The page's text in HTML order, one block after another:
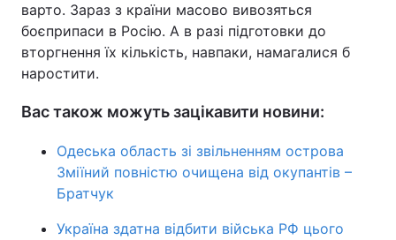
варто. Зараз з країни масово вивозяться
боєприпаси в Росію. А в разі підготовки до
вторгнення їх кількість, навпаки, намагалися б
наростити.
Вас також можуть зацікавити новини:
Одеська область зі звільненням острова
Зміїний повністю очищена від окупантів –
Братчук
Україна здатна відбити війська РФ цього